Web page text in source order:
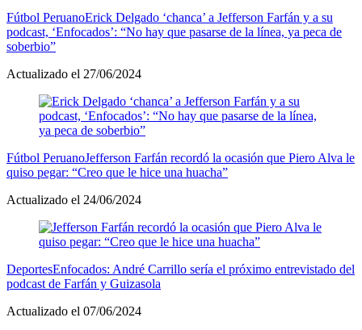
Fútbol PeruanoErick Delgado ‘chanca’ a Jefferson Farfán y a su
podcast, ‘Enfocados’: “No hay que pasarse de la línea, ya peca de
soberbio”
Actualizado el 27/06/2024
Fútbol PeruanoJefferson Farfán recordó la ocasión que Piero Alva le
quiso pegar: “Creo que le hice una huacha”
Actualizado el 24/06/2024
DeportesEnfocados: André Carrillo sería el próximo entrevistado del
podcast de Farfán y Guizasola
Actualizado el 07/06/2024